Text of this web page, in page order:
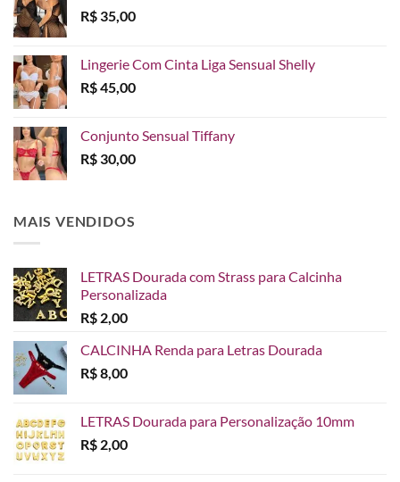
R$ 35,00
Lingerie Com Cinta Liga Sensual Shelly
R$45,00
Conjunto Sensual Tiffany
R$ 30,00
MAIS VENDIDOS
LETRAS Dourada com Strass para Calcinha
Personalizada
R$ 2,00
CALCINHA Renda para Letras Dourada
R$8,00
LETRAS Dourada para Personalização 10mm
R$ 2,00